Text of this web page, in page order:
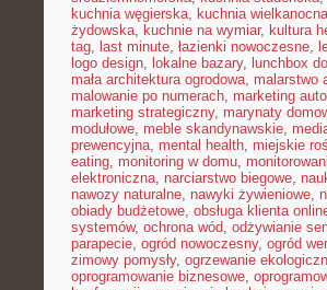
kuchnia węgierska, kuchnia wielkanocna
żydowska, kuchnie na wymiar, kultura
tag, last minute, łazienki nowoczesne,
logo design, lokalne bazary, lunchbox
mała architektura ogrodowa, malarstwo
malowanie po numerach, marketing
marketing strategiczny, marynaty
modułowe, meble skandynawskie,
prewencyjna, mental health, miejskie
eating, monitoring w domu,
elektroniczna, narciarstwo biegowe,
nawozy naturalne, nawyki żywieniowe,
obiady budżetowe, obsługa klienta
systemów, ochrona wód, odżywianie
parapecie, ogród nowoczesny, ogród
zimowy pomysły, ogrzewanie
oprogramowanie biznesowe,